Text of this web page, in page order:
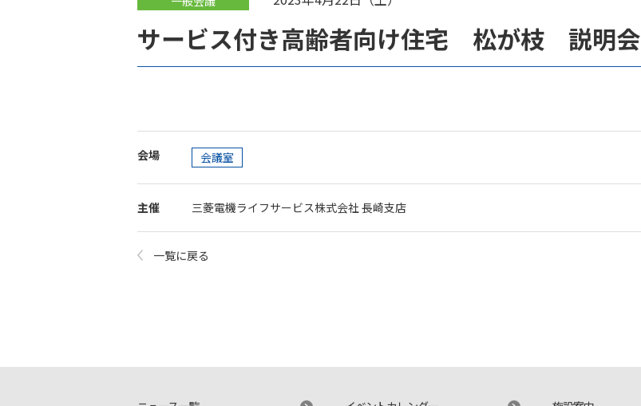
サービス付き高齢者向け住宅 松が枝 説明会
会場 会議室
主催 三菱電機ライフサービス株式会社 長崎支店
一覧に戻る